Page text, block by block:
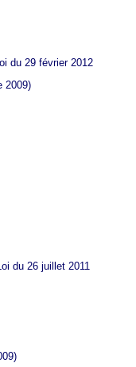
du 29 février 2012
2009)
du 26 juillet 2011